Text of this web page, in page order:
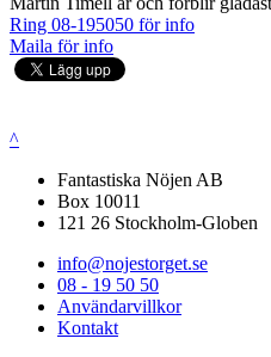
Ring 08-195050 för info
Maila för info
^
Fantastiska Nöjen AB
Box 10011
121 26 Stockholm-Globen
info@nojestorget.se
08 - 19 50 50
Användarvillkor
Kontakt